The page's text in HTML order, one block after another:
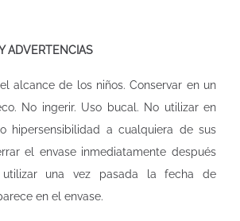
ADVERTENCIAS
alcance de los niños. Conservar en un
No ingerir. Uso bucal. No utilizar en
hipersensibilidad a cualquiera de sus
el envase inmediatamente después
una vez pasada la fecha de
en el envase.